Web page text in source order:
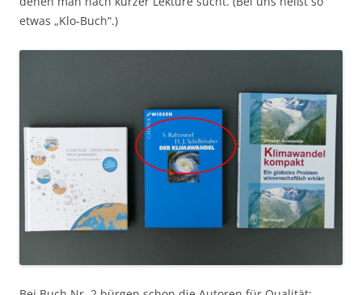
etwas „Klo-Buch“.)